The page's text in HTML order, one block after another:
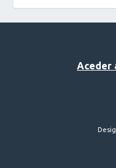
Aceder